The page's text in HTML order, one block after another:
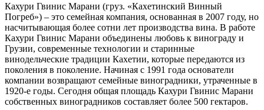
Кахури Гвинис Марани (груз. «Кахетинский Винный
Погреб») – это семейная компания, основанная в 2007 году, но
насчитывающая более сотни лет производства вина. В работе
Кахури Гвинис Марани объединены любовь к винограду и
Грузии, современные технологии и старинные
винодельческие традиции Кахетии, которые передаются из
поколения в поколение. Начиная с 1991 года основатели
компании возвращают семейные виноградники, утраченные в
1920-е годы. Сегодня общая площадь Кахури Гвинис Марани
собственных виноградников составляет более 500 гектаров.